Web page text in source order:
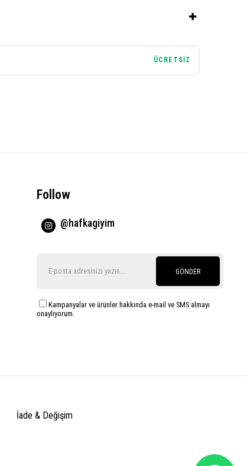
ÜCRETSİZ
Follow
@hafkagiyim
GÖNDER
Kampanyalar ve ürünler hakkında e-mail ve SMS almayı
onaylıyorum.
İade & Değişim